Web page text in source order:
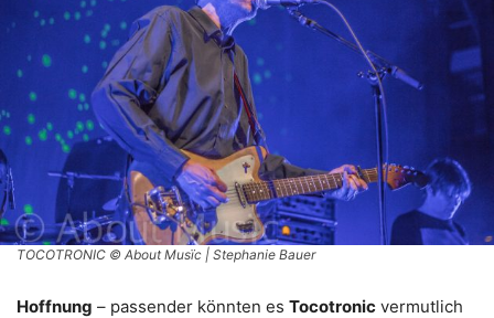
TOCOTRONIC © About Musïc | Stephanie Bauer
Hoffnung – passender könnten es Tocotronic vermutlich